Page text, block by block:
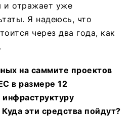
и отражает уже
Я надеюсь, что
через два года, как
на саммите проектов
в размере 12
Куда эти средства пойдут?